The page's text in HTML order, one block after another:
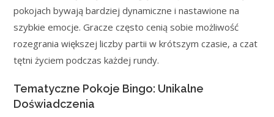
pokojach bywają bardziej dynamiczne i nastawione na
szybkie emocje. Gracze często cenią sobie możliwość
rozegrania większej liczby partii w krótszym czasie, a czat
tętni życiem podczas każdej rundy.
Tematyczne Pokoje Bingo: Unikalne
Doświadczenia